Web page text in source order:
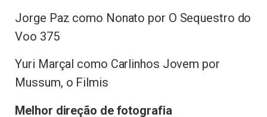
Jorge Paz como Nonato por O Sequestro do
Voo 375
Yuri Marçal como Carlinhos Jovem por
Mussum, o Filmis
Melhor direção de fotografia